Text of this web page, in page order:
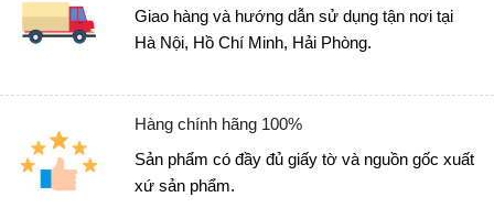
Giao hàng và hướng dẫn sử dụng tận nơi tại
Hà Nội, Hồ Chí Minh, Hải Phòng.
Hàng chính hãng 100%
Sản phẩm có đầy đủ giấy tờ và nguồn gốc xuất
xứ sản phẩm.